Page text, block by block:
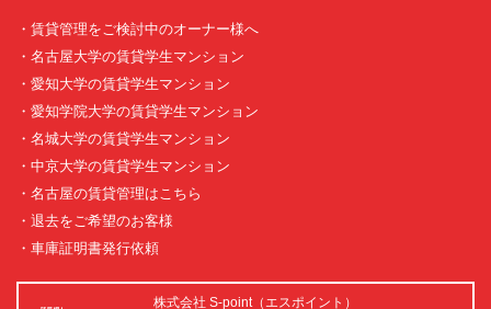
・賃貸管理をご検討中のオーナー様へ
・名古屋大学の賃貸学生マンション
・愛知大学の賃貸学生マンション
・愛知学院大学の賃貸学生マンション
・名城大学の賃貸学生マンション
・中京大学の賃貸学生マンション
・名古屋の賃貸管理はこちら
・退去をご希望のお客様
・車庫証明書発行依頼
株式会社 S-point（エスポイント）